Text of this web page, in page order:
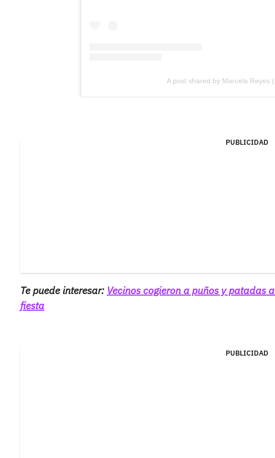
A post shared by Marcela Reyes
PUBLICIDAD
Te puede interesar: Vecinos cogieron a puños y patadas
fiesta
PUBLICIDAD